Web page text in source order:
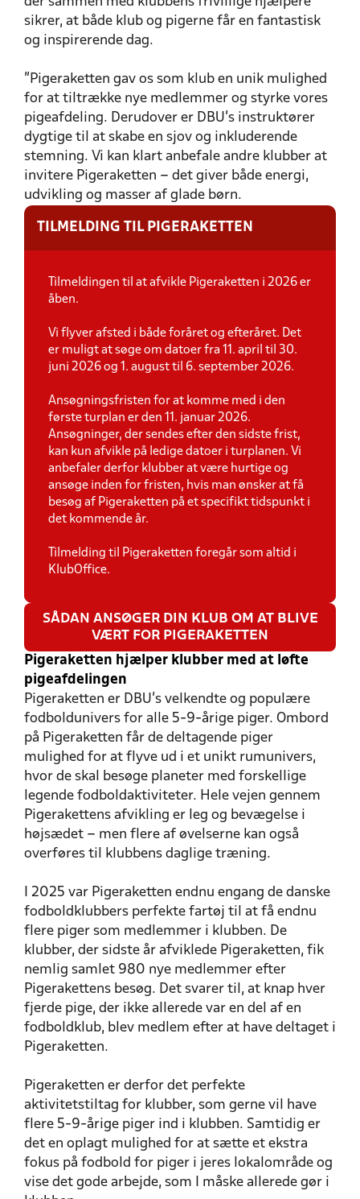
sikrer, at både klub og pigerne får en fantastisk
og inspirerende dag.
”Pigeraketten gav os som klub en unik mulighed
for at tiltrække nye medlemmer og styrke vores
pigeafdeling. Derudover er DBU’s instruktører
dygtige til at skabe en sjov og inkluderende
stemning. Vi kan klart anbefale andre klubber at
invitere Pigeraketten – det giver både energi,
udvikling og masser af glade børn.
TILMELDING TIL PIGERAKETTEN
Tilmeldingen til at afvikle Pigeraketten i 2026 er
åben.
Vi flyver afsted i både foråret og efteråret. Det
er muligt at søge om datoer fra 11. april til 30.
juni 2026 og 1. august til 6. september 2026.
Ansøgningsfristen for at komme med i den
første turplan er den 11. januar 2026.
Ansøgninger, der sendes efter den sidste frist,
kan kun afvikle på ledige datoer i turplanen. Vi
anbefaler derfor klubber at være hurtige og
ansøge inden for fristen, hvis man ønsker at få
besøg af Pigeraketten på et specifikt tidspunkt i
det kommende år.
Tilmelding til Pigeraketten foregår som altid i
KlubOffice.
SÅDAN ANSØGER DIN KLUB OM AT BLIVE
VÆRT FOR PIGERAKETTEN
Pigeraketten hjælper klubber med at løfte
pigeafdelingen
Pigeraketten er DBU’s velkendte og populære
fodboldunivers for alle 5-9-årige piger. Ombord
på Pigeraketten får de deltagende piger
mulighed for at flyve ud i et unikt rumunivers,
hvor de skal besøge planeter med forskellige
legende fodboldaktiviteter. Hele vejen gennem
Pigerakettens afvikling er leg og bevægelse i
højsædet – men flere af øvelserne kan også
overføres til klubbens daglige træning.
I 2025 var Pigeraketten endnu engang de danske
fodboldklubbers perfekte fartøj til at få endnu
flere piger som medlemmer i klubben. De
klubber, der sidste år afviklede Pigeraketten, fik
nemlig samlet 980 nye medlemmer efter
Pigerakettens besøg. Det svarer til, at knap hver
fjerde pige, der ikke allerede var en del af en
fodboldklub, blev medlem efter at have deltaget i
Pigeraketten.
Pigeraketten er derfor det perfekte
aktivitetstiltag for klubber, som gerne vil have
flere 5-9-årige piger ind i klubben. Samtidig er
det en oplagt mulighed for at sætte et ekstra
fokus på fodbold for piger i jeres lokalområde og
vise det gode arbejde, som I måske allerede gør i